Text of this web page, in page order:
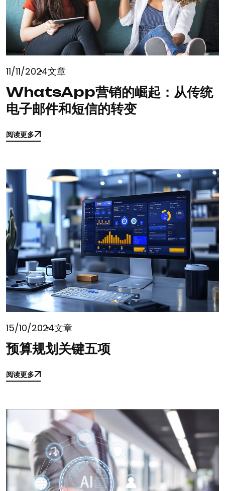
11/11/2024文章
WhatsApp营销的崛起：从传统
电子邮件和短信的转变
阅读更多
阅读更多
15/10/2024文章
预算规划关键五项
阅读更多
阅读更多